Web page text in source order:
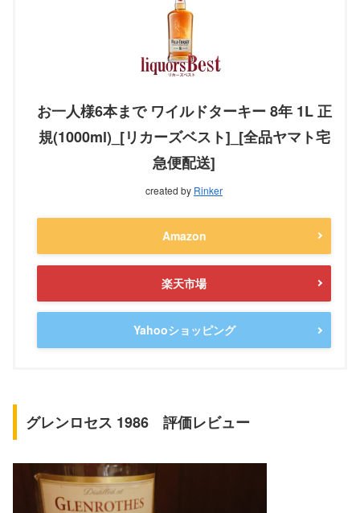
お一人様6本まで ワイルドターキー 8年 1L 正
規(1000ml)_[リカーズベスト]_[全品ヤマト宅
急便配送]
created by Rinker
Amazon
楽天市場
Yahooショッピング
グレンロセス 1986 評価レビュー